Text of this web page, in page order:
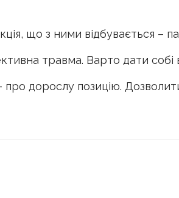
що з ними відбувається –
травма. Варто дати собі
дорослу позицію.